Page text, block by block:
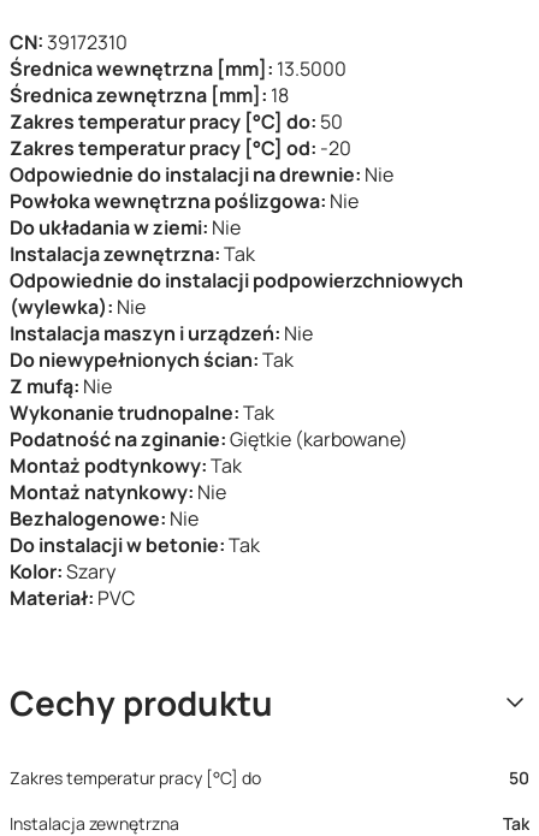
CN: 39172310
Średnica wewnętrzna [mm]: 13.5000
Średnica zewnętrzna [mm]: 18
Zakres temperatur pracy [°C] do: 50
Zakres temperatur pracy [°C] od: -20
Odpowiednie do instalacji na drewnie: Nie
Powłoka wewnętrzna poślizgowa: Nie
Do układania w ziemi: Nie
Instalacja zewnętrzna:Tak
Odpowiednie do instalacji podpowierzchniowych
(wylewka): Nie
Instalacja maszyn i urządzeń: Nie
Do niewypełnionych ścian:Tak
Z mufą: Nie
Wykonanie trudnopalne:Tak
Podatność na zginanie:Giętkie (karbowane)
Montaż podtynkowy:Tak
Montaż natynkowy: Nie
Bezhalogenowe: Nie
Do instalacji w betonie:Tak
Kolor:Szary
Materiał: PVC
Cechy produktu
Zakres temperatur pracy [°C] do
50
Instalacja zewnętrzna
Tak